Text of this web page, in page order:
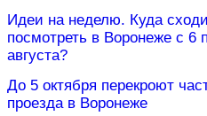
Идеи на неделю. Куда
посмотреть в Воронеже с 6
августа?
До 5 октября перекроют
проезда в Воронеже